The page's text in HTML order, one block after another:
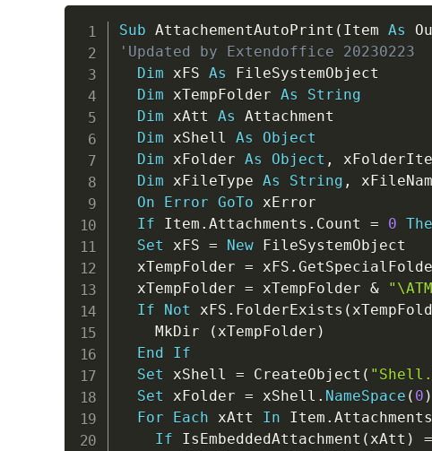
Sub AttachementAutoPrint ( Item As
'Updated by Extendoffice 20230223
Dim xFS As FileSystemObject
Dim xTempFolder As
String
Dim xAtt As Attachment
Dim xShell As
Object
Dim xFolder As Object ,
Dim xFileType As String ,
On
Error GoTo xError
If Item . Attachments . Count = 0
Set xFS = New FileSystemObject
  xTempFolder
= xFS .
  xTempFolder
= xTempFolder &
If
Not xFS . FolderExists (
    MkDir
( xTempFolder )
End
If
Set xShell = CreateObject (
Set xFolder = xShell . NameSpace ( 0 )
For
Each xAtt In Item . Attachments
If IsEmbeddedAttachment ( xAtt ) =